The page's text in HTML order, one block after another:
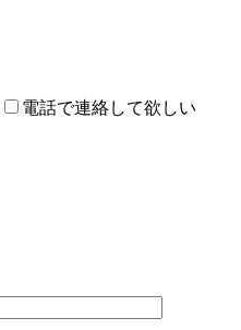
電話で連絡して欲しい